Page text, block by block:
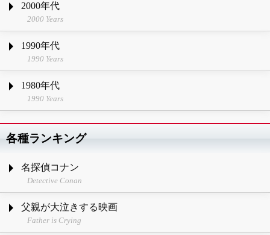
2000年代
2000 Years
1990年代
1990 Years
1980年代
1990 Years
各種ランキング
名探偵コナン
Detective Conan
父親が大泣きする映画
Father is Crying